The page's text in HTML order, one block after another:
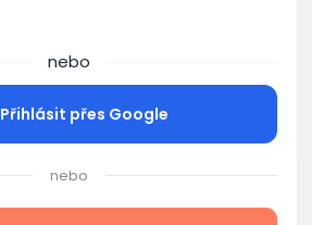
nebo
Přihlásit přes Google
nebo